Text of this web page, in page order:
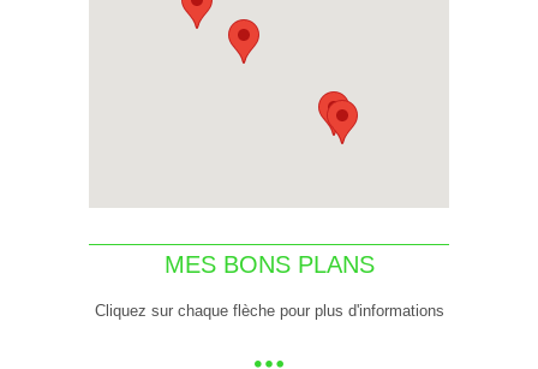
MES BONS PLANS
Cliquez sur chaque flèche pour plus d'informations